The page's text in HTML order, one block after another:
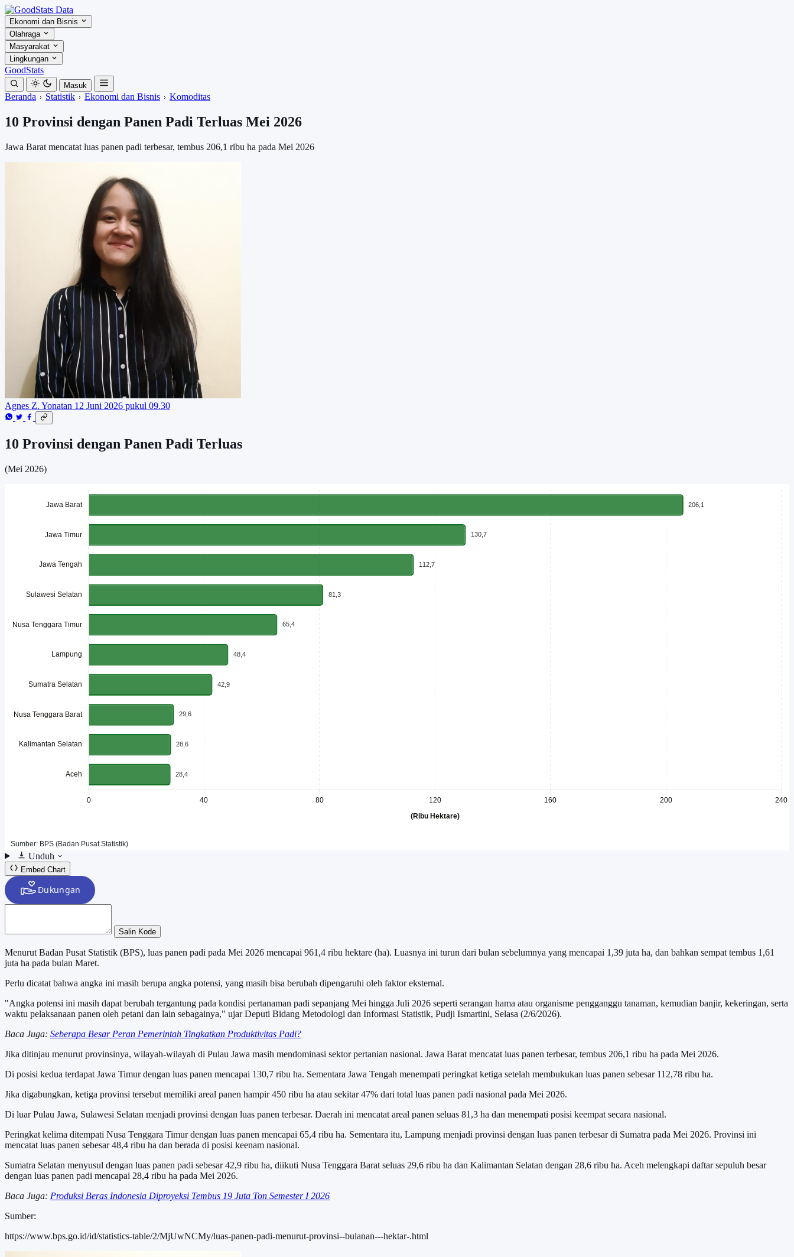
Ekonomi dan Bisnis
Olahraga
Masyarakat
Lingkungan
GoodStats
Masuk
Beranda Statistik Ekonomi dan Bisnis Komoditas
10 Provinsi dengan Panen Padi Terluas Mei 2026
Jawa Barat mencatat luas panen padi terbesar, tembus 206,1 ribu ha pada Mei 2026
Agnes Z. Yonatan 12 Juni 2026 pukul 09.30
10 Provinsi dengan Panen Padi Terluas
(Mei 2026)
Unduh
Embed Chart
Salin Kode
Menurut Badan Pusat Statistik (BPS), luas panen padi pada Mei 2026 mencapai 961,4 ribu hektare (ha). Luasnya ini turun dari bulan sebelumnya yang mencapai 1,39 juta ha, dan bahkan sempat tembus 1,61
juta ha pada bulan Maret.
Perlu dicatat bahwa angka ini masih berupa angka potensi, yang masih bisa berubah dipengaruhi oleh faktor eksternal.
‎"Angka potensi ini masih dapat berubah tergantung pada kondisi pertanaman padi sepanjang Mei hingga Juli 2026 seperti serangan hama atau organisme pengganggu tanaman, kemudian banjir, kekeringan, serta
waktu pelaksanaan panen oleh petani dan lain sebagainya," ujar Deputi Bidang Metodologi dan Informasi Statistik, Pudji Ismartini, Selasa (2/6/2026).
Baca Juga: Seberapa Besar Peran Pemerintah Tingkatkan Produktivitas Padi?
Jika ditinjau menurut provinsinya, wilayah-wilayah di Pulau Jawa masih mendominasi sektor pertanian nasional. Jawa Barat mencatat luas panen terbesar, tembus 206,1 ribu ha pada Mei 2026.
Di posisi kedua terdapat Jawa Timur dengan luas panen mencapai 130,7 ribu ha. Sementara Jawa Tengah menempati peringkat ketiga setelah membukukan luas panen sebesar 112,78 ribu ha.
Jika digabungkan, ketiga provinsi tersebut memiliki areal panen hampir 450 ribu ha atau sekitar 47% dari total luas panen padi nasional pada Mei 2026.
Di luar Pulau Jawa, Sulawesi Selatan menjadi provinsi dengan luas panen terbesar. Daerah ini mencatat areal panen seluas 81,3 ha dan menempati posisi keempat secara nasional.
Peringkat kelima ditempati Nusa Tenggara Timur dengan luas panen mencapai 65,4 ribu ha. Sementara itu, Lampung menjadi provinsi dengan luas panen terbesar di Sumatra pada Mei 2026. Provinsi ini
mencatat luas panen sebesar 48,4 ribu ha dan berada di posisi keenam nasional.
Sumatra Selatan menyusul dengan luas panen padi sebesar 42,9 ribu ha, diikuti Nusa Tenggara Barat seluas 29,6 ribu ha dan Kalimantan Selatan dengan 28,6 ribu ha. Aceh melengkapi daftar sepuluh besar
dengan luas panen padi mencapai 28,4 ribu ha pada Mei 2026.
Baca Juga: Produksi Beras Indonesia Diproyeksi Tembus 19 Juta Ton Semester I 2026
Sumber:
https://www.bps.go.id/id/statistics-table/2/MjUwNCMy/luas-panen-padi-menurut-provinsi--bulanan---hektar-.html